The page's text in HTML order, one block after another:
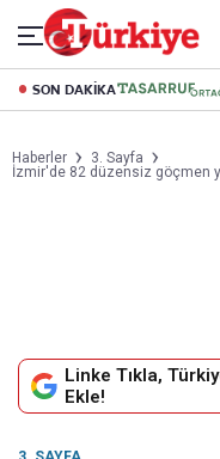
SON DAKİKA
Haberler
3. Sayfa
İzmir'de 82 düzensiz göçmen
Linke Tıkla,
Ekle!